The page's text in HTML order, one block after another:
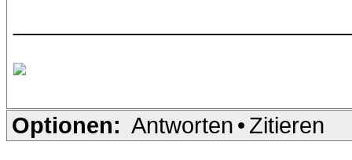
Optionen: Antworten • Zitieren